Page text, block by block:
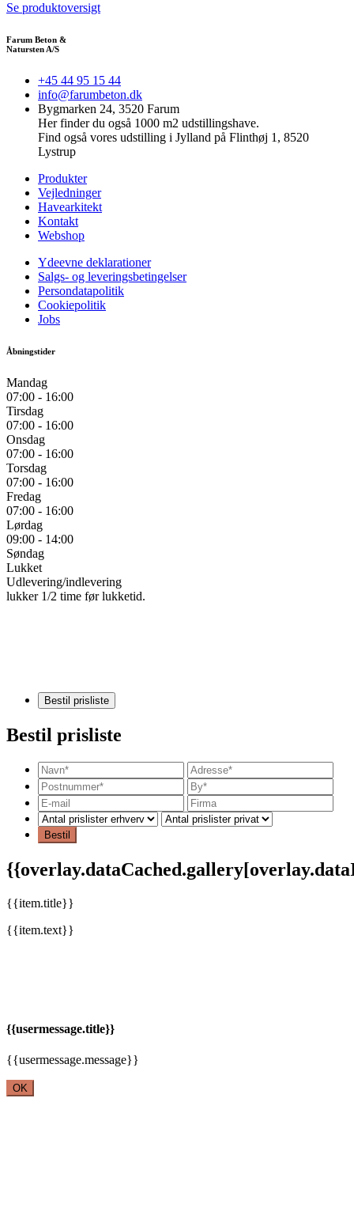
Se produktoversigt
Farum Beton &
Natursten A/S
+45 44 95 15 44
info@farumbeton.dk
Bygmarken 24, 3520 Farum
Her finder du også 1000 m2 udstillingshave.
Find også vores udstilling i Jylland på Flinthøj 1, 8520
Lystrup
Produkter
Vejledninger
Havearkitekt
Kontakt
Webshop
Ydeevne deklarationer
Salgs- og leveringsbetingelser
Persondatapolitik
Cookiepolitik
Jobs
Åbningstider
Mandag
07:00 - 16:00
Tirsdag
07:00 - 16:00
Onsdag
07:00 - 16:00
Torsdag
07:00 - 16:00
Fredag
07:00 - 16:00
Lørdag
09:00 - 14:00
Søndag
Lukket
Udlevering/indlevering
lukker 1/2 time før lukketid.
Bestil prisliste
Bestil prisliste
Bestil
{{item.title}}
{{item.text}}
{{usermessage.title}}
{{usermessage.message}}
OK